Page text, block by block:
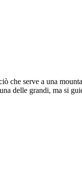
che serve a una
delle grandi, ma si